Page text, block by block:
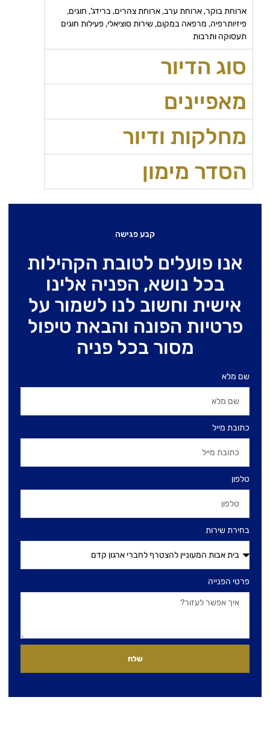
ארוחת בוקר, ארוחת ערב, ארוחת צהרים, ברידג', חוגים,
פיזיותרפיה, מרפאה במקום, שירות סוציאלי, פעילות חוגים
תעסוקה ותרבות
סוג הדיור
מאפיינים
מחלקות ודיור
הסדר מימון
קבע פגישה
אנו פועלים לטובת הקהילות
בכל נושא, הפניה אלינו
אישית וחשוב לנו לשמור על
פרטיות הפונה והבאת טיפול
מסור בכל פניה
שם מלא
כתובת מייל
טלפון
בחירת שירות
פרטי הפנייה
שלח